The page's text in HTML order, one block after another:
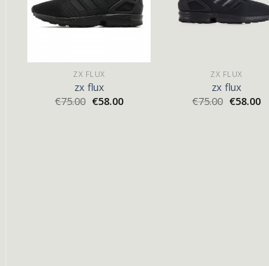
ZX FLUX
zx flux
€75.00 €58.00
ZX FLUX
zx flux
€75.00 €58.00